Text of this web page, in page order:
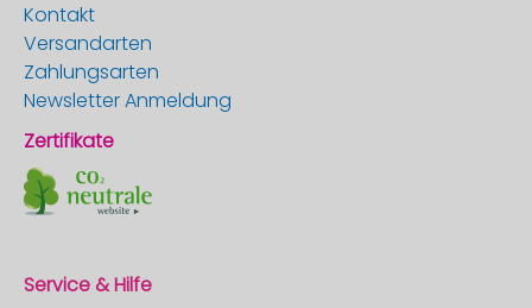
Kontakt
Versandarten
Zahlungsarten
Newsletter Anmeldung
Zertifikate
Service & Hilfe